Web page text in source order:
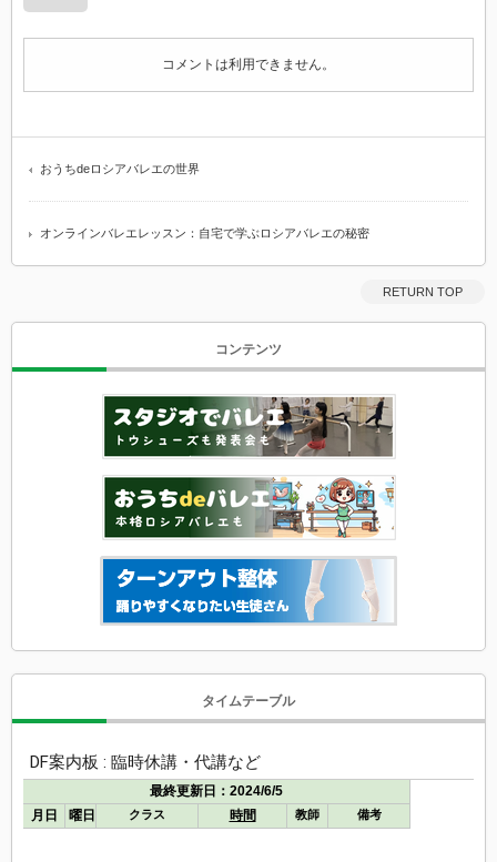
コメントは利用できません。
おうちdeロシアバレエの世界
オンラインバレエレッスン：自宅で学ぶロシアバレエの秘密
RETURN TOP
コンテンツ
タイムテーブル